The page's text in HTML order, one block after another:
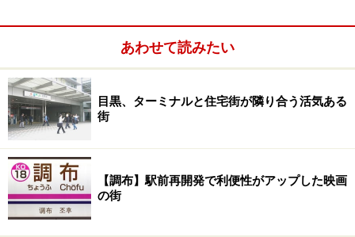
には今も色褪せない先進性があり、それが街の魅力とも
なっています。
その特徴は大きく2つに分けられます。まず、ひとつは
ば、たまプラーザ団地内では車道とは別に歩行者のため
の遊歩道が設けられ、遊歩道沿いには公園が点在。通り
沿いの歩道は並木で車道と隔てられ、安全であると同時
にこの街のシンボルともいえる並木道となり、気持ちの
あわせて読みたい
目黒、ターミナルと住宅街が隣り合う活気ある
街
【調布】駅前再開発で利便性がアップした映画
の街